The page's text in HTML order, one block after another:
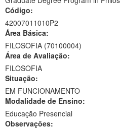
Ministério da Saúde
Ministério da Ciência, Tecnologia,
Ministério do Meio Ambiente
Ministério do Turismo
Ministério do Desenvolvimento Regional
Código:
42007011010P2
Área Básica:
FILOSOFIA (70100004)
Área de Avaliação:
FILOSOFIA
Situação:
EM FUNCIONAMENTO
Modalidade de Ensino:
Educação Presencial
Observações: